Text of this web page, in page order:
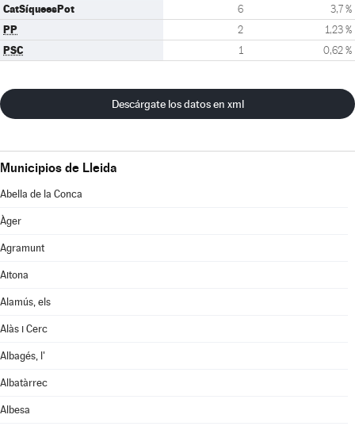
CatSíqueesPot 6 3,7 %
PP 2 1,23 %
PSC 1 0,62 %
Descárgate los datos en xml
Municipios de Lleida
Abella de la Conca
Àger
Agramunt
Aitona
Alamús, els
Alàs i Cerc
Albagés, l'
Albatàrrec
Albesa